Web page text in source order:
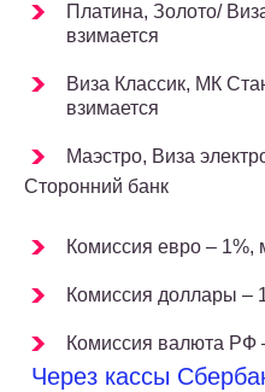
Платина, Золото/
взимается
Виза Классик, МК
взимается
Маэстро, Виза
Сторонний банк
Комиссия евро – 1%,
Комиссия доллары –
Комиссия валюта РФ
Через кассы